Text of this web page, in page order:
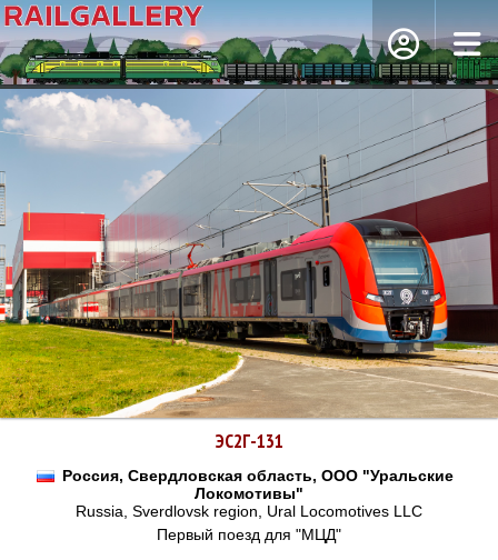
ЭС2Г-131
Россия, Свердловская область, ООО "Уральские
Локомотивы"
Russia, Sverdlovsk region, Ural Locomotives LLC
Первый поезд для "МЦД"